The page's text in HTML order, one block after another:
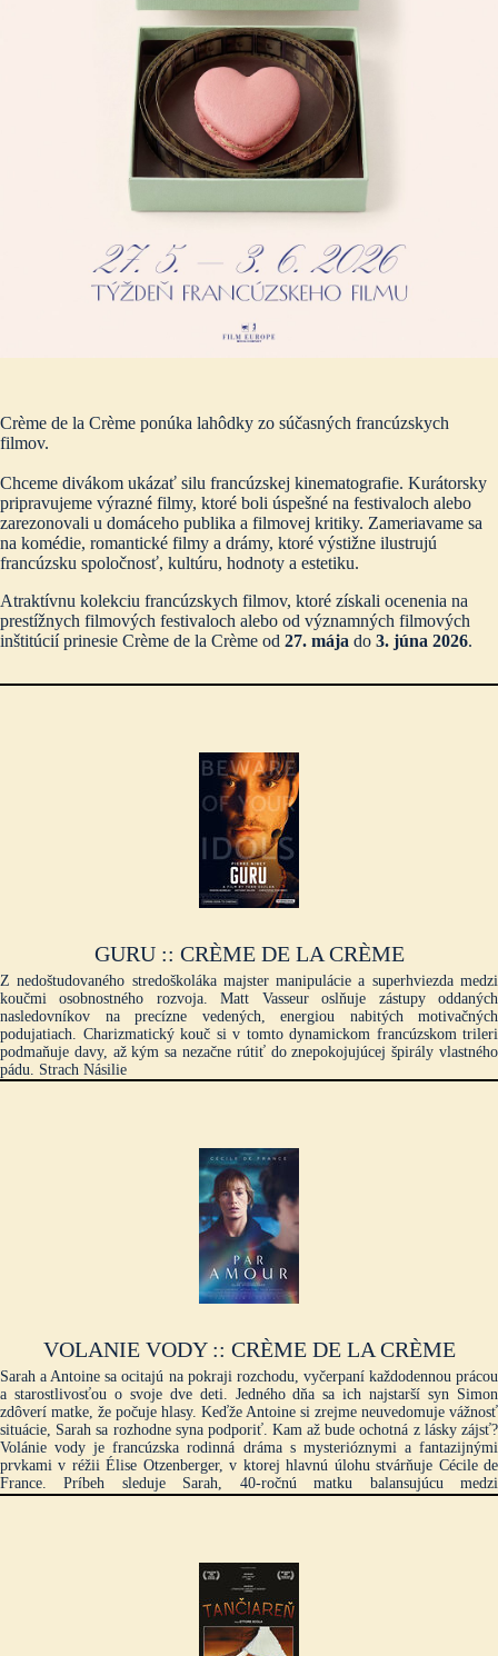
Crème de la Crème ponúka lahôdky zo súčasných francúzskych
filmov.
Chceme divákom ukázať silu francúzskej kinematografie. Kurátorsky
pripravujeme výrazné filmy, ktoré boli úspešné na festivaloch alebo
zarezonovali u domáceho publika a filmovej kritiky. Zameriavame sa
na komédie, romantické filmy a drámy, ktoré výstižne ilustrujú
francúzsku spoločnosť, kultúru, hodnoty a estetiku.
Atraktívnu kolekciu francúzskych filmov, ktoré získali ocenenia na
prestížnych filmových festivaloch alebo od významných filmových
inštitúcií prinesie Crème de la Crème od 27. mája do 3. júna 2026.
GURU :: CRÈME DE LA CRÈME
Z nedoštudovaného stredoškoláka majster manipulácie a superhviezda medzi
koučmi osobnostného rozvoja. Matt Vasseur oslňuje zástupy oddaných
nasledovníkov na precízne vedených, energiou nabitých motivačných
podujatiach. Charizmatický kouč si v tomto dynamickom francúzskom trileri
podmaňuje davy, až kým sa nezačne rútiť do znepokojujúcej špirály vlastného
pádu. Strach Násilie
VOLANIE VODY :: CRÈME DE LA CRÈME
Sarah a Antoine sa ocitajú na pokraji rozchodu, vyčerpaní každodennou prácou
a starostlivosťou o svoje dve deti. Jedného dňa sa ich najstarší syn Simon
zdôverí matke, že počuje hlasy. Keďže Antoine si zrejme neuvedomuje vážnosť
situácie, Sarah sa rozhodne syna podporiť. Kam až bude ochotná z lásky zájsť?
Volánie vody je francúzska rodinná dráma s mysterióznymi a fantazijnými
prvkami v réžii Élise Otzenberger, v ktorej hlavnú úlohu stvárňuje Cécile de
France. Príbeh sleduje Sarah, 40-ročnú matku balansujúcu medzi
starostlivosťou o dvoch malých synov, pracovnými povinnosťami a vzťahom s
brehu, je premočený, má horúčku a správa sa zvláštne. Odvtedy ho